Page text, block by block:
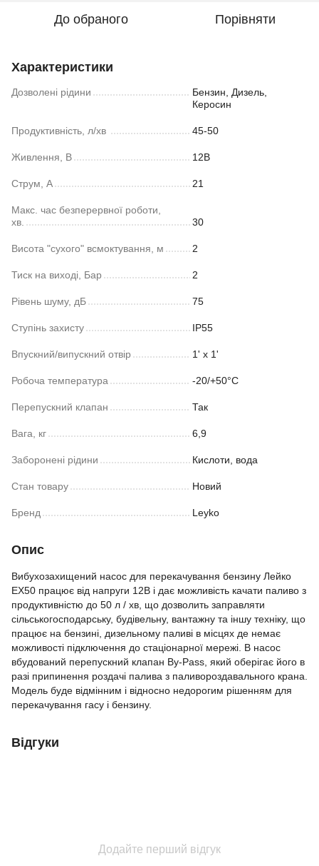
До обраного Порівняти
Характеристики
Дозволені рідини
Бензин, Дизель,
Керосин
Продуктивність, л/хв 45-50
Живлення, В 12В
Струм, А 21
Макс. час безперервної роботи,
хв.
30
Висота "сухого" всмоктування, м 2
Тиск на виході, Бар 2
Рівень шуму, дБ 75
Ступінь захисту IP55
Впускний/випускний отвір 1' x 1'
Робоча температура -20/+50°С
Перепускний клапан Так
Вага, кг 6,9
Заборонені рідини Кислоти, вода
Стан товару Новий
Бренд Leyko
Опис
Вибухозахищений насос для перекачування бензину Лейко
EX50 працює від напруги 12В і дає можливість качати паливо з
продуктивністю до 50 л / хв, що дозволить заправляти
сільськогосподарську, будівельну, вантажну та іншу техніку, що
працює на бензині, дизельному паливі в місцях де немає
можливості підключення до стаціонарної мережі. В насос
вбудований перепускний клапан By-Pass, який оберігає його в
разі припинення роздачі палива з паливороздавального крана.
Модель буде відмінним і відносно недорогим рішенням для
перекачування гасу і бензину.
Відгуки
Додайте перший відгук